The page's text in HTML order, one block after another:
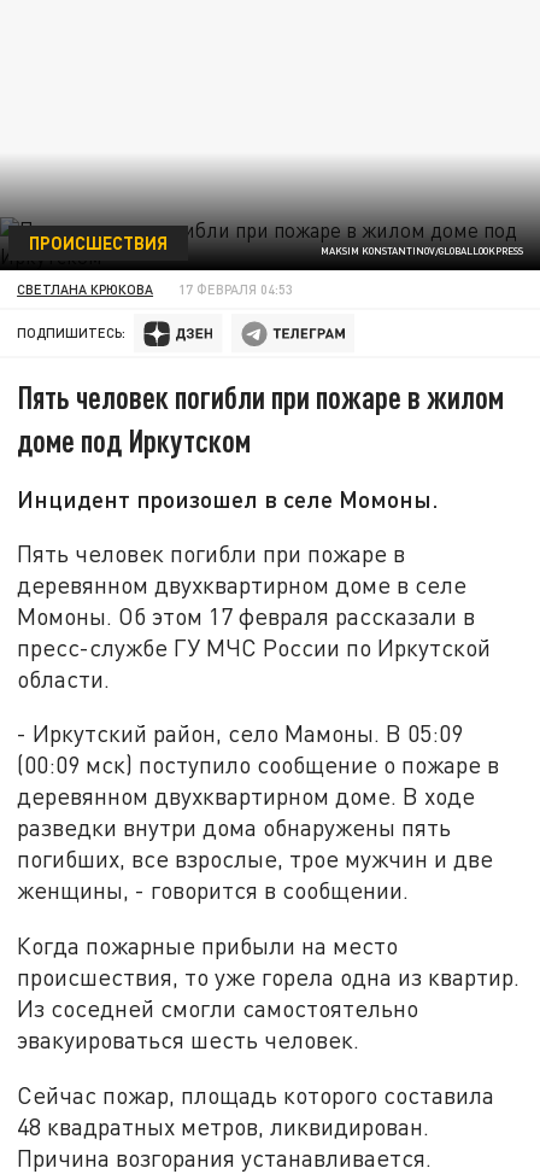
MAKSIM KONSTANTINOV/GLOBALLOOKPRESS
ПРОИСШЕСТВИЯ
СВЕТЛАНА КРЮКОВА 17 ФЕВРАЛЯ 04:53
ПОДПИШИТЕСЬ:
Пять человек погибли при пожаре в жилом
доме под Иркутском
Инцидент произошел в селе Момоны.
Пять человек погибли при пожаре в
деревянном двухквартирном доме в селе
Момоны. Об этом 17 февраля рассказали в
пресс-службе ГУ МЧС России по Иркутской
области.
- Иркутский район, село Мамоны. В 05:09
(00:09 мск) поступило сообщение о пожаре в
деревянном двухквартирном доме. В ходе
разведки внутри дома обнаружены пять
погибших, все взрослые, трое мужчин и две
женщины, - говорится в сообщении.
Когда пожарные прибыли на место
происшествия, то уже горела одна из квартир.
Из соседней смогли самостоятельно
эвакуироваться шесть человек.
Сейчас пожар, площадь которого составила
48 квадратных метров, ликвидирован.
Причина возгорания устанавливается.